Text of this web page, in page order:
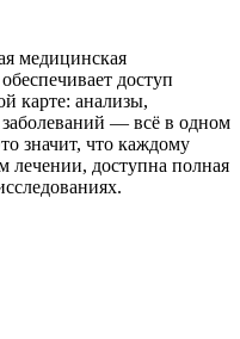
медицинская
доступ
карте: анализы,
заболеваний — всё в одном
значит, что каждому
лечении, доступна полная